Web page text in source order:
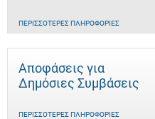
ΠΕΡΙΣΣΌΤΕΡΕΣ ΠΛΗΡΟΦΟΡΊΕΣ
Αποφάσεις για
Δημόσιες Συμβάσεις
ΠΕΡΙΣΣΌΤΕΡΕΣ ΠΛΗΡΟΦΟΡΊΕΣ